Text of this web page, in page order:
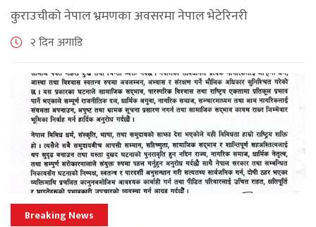
कुराउचीको नेपाल भ्रमणका अवसरमा नेपाल भेटेरिनरी
एसोसिएसनले अन्तर्राष्ट्रिय सहकार्यलाई नयाँ उचाइमा पुर्‍याउँदै
जनाएको छ। भ्रमणका क्रममा विश्व [...]
२ दिन अगाडि
Breaking News